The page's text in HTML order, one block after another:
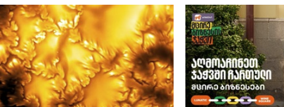
გადახედვა